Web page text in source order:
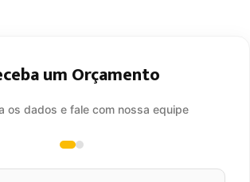
um Orçamento
os dados e fale com nossa equipe